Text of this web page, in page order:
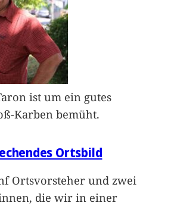
ist um ein gutes
Karben bemüht.
Ortsbild
Ortsvorsteher und zwei
die wir in einer